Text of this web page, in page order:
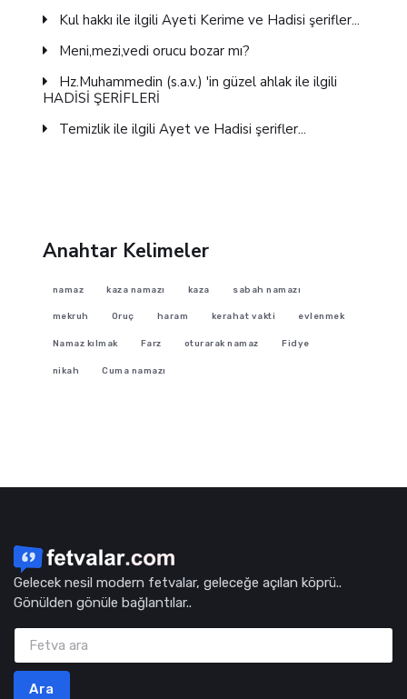
Kul hakkı ile ilgili Ayeti Kerime ve Hadisi şerifler...
Meni,mezi,vedi orucu bozar mı?
Hz.Muhammedin (s.a.v.) 'in güzel ahlak ile ilgili
HADİSİ ŞERİFLERİ
Temizlik ile ilgili Ayet ve Hadisi şerifler...
Anahtar Kelimeler
namaz kaza namazı kaza sabah namazı
mekruh Oruç haram kerahat vakti evlenmek
Namaz kılmak Farz oturarak namaz Fidye
nikah Cuma namazı
Gelecek nesil modern fetvalar, geleceğe açılan köprü..
Gönülden gönüle bağlantılar..
Ara